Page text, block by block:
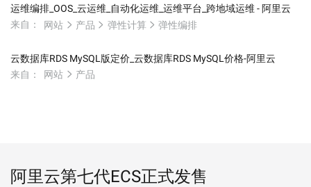
运维编排_OOS_云运维_自动化运维_运维平台_跨地域运维 - 阿里云
来自：
网站 产品 弹性计算 弹性编排
云数据库RDS MySQL版定价_云数据库RDS MySQL价格-阿里云
来自：
网站 产品
阿里云第七代ECS正式发售